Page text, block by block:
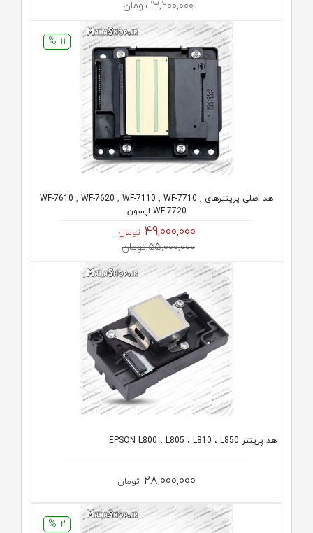
13,200,000 تومان
11 %
هد اصلی پرینترهای WF-7610 , WF-7620 , WF-7110 , WF-7710 ,
WF-7720 اپسون
49,000,000 تومان
55,000,000 تومان
هد پرینتر EPSON L800 ، L805 ، L810 ، L850
28,000,000 تومان
2 %